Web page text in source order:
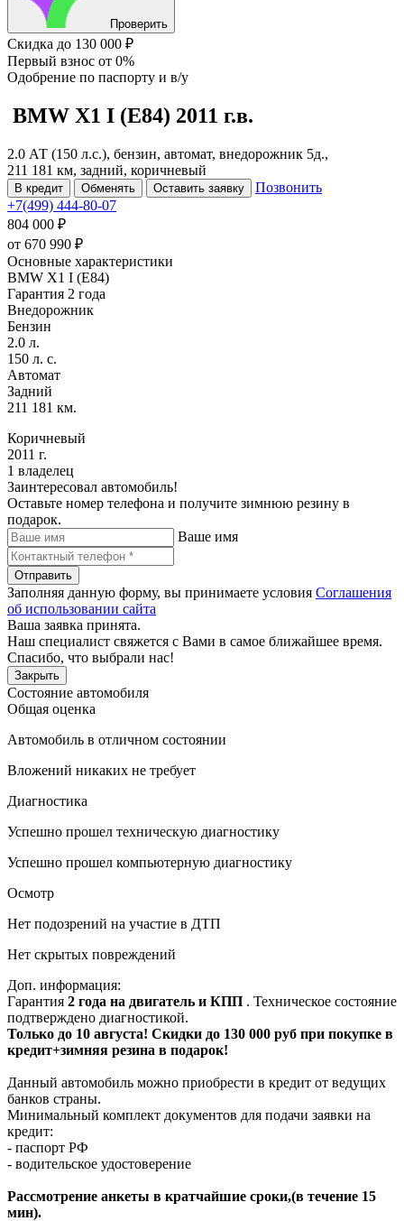
Проверить
Скидка до 130 000 ₽
Первый взнос от 0%
Одобрение по паспорту и в/у
BMW X1 I (E84) 2011 г.в.
2.0 АТ (150 л.с.), бензин, автомат, внедорожник 5д.,
211 181 км, задний, коричневый
В кредит Обменять Оставить заявку
Позвонить
+7(499) 444-80-07
804 000 ₽
от 670 990 ₽
Основные характеристики
BMW X1 I (E84)
Гарантия 2 года
Внедорожник
Бензин
2.0 л.
150 л. с.
Автомат
Задний
211 181 км.
Коричневый
2011 г.
1 владелец
Заинтересовал автомобиль!
Оставьте номер телефона и получите зимнюю резину в
подарок.
Ваше имя
Отправить
Заполняя данную форму, вы принимаете условия Соглашения
об использовании сайта
Ваша заявка принята.
Наш специалист свяжется с Вами в самое ближайшее время.
Спасибо, что выбрали нас!
Закрыть
Состояние автомобиля
Общая оценка
Автомобиль в отличном состоянии
Вложений никаких не требует
Диагностика
Успешно прошел техническую диагностику
Успешно прошел компьютерную диагностику
Осмотр
Нет подозрений на участие в ДТП
Нет скрытых повреждений
Доп. информация:
Гарантия 2 года на двигатель и КПП . Техническое состояние
подтверждено диагностикой.
Только до 10 августа! Скидки до 130 000 руб при покупке в
кредит+зимняя резина в подарок!
Данный автомобиль можно приобрести в кредит от ведущих
банков страны.
Минимальный комплект документов для подачи заявки на
кредит:
- паспорт РФ
- водительское удостоверение
Рассмотрение анкеты в кратчайшие сроки,(в течение 15
мин).